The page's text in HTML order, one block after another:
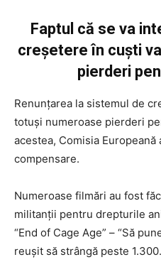
Faptul că se va
creșetere în cuști
pierderi
Renunțarea la sistemul de
totuși numeroase pierderi
acestea, Comisia
compensare.
Numeroase filmări au fost
militanții pentru drepturile
“End of Cage Age” – “Să
reușit să strângă peste